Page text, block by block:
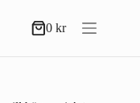
Varukorg
0kr